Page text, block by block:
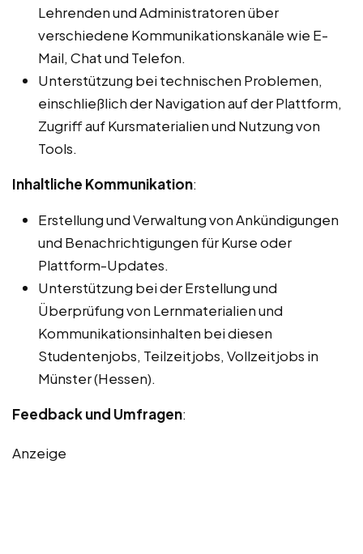
Lehrenden und Administratoren über
verschiedene Kommunikationskanäle wie E-
Mail, Chat und Telefon.
Unterstützung bei technischen Problemen,
einschließlich der Navigation auf der Plattform,
Zugriff auf Kursmaterialien und Nutzung von
Tools.
Inhaltliche Kommunikation:
Erstellung und Verwaltung von Ankündigungen
und Benachrichtigungen für Kurse oder
Plattform-Updates.
Unterstützung bei der Erstellung und
Überprüfung von Lernmaterialien und
Kommunikationsinhalten bei diesen
Studentenjobs, Teilzeitjobs, Vollzeitjobs in
Münster (Hessen).
Feedback und Umfragen:
Anzeige